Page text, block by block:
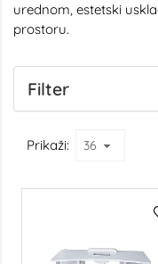
urednom, estetski
prostoru.
Filter
Prikaži: